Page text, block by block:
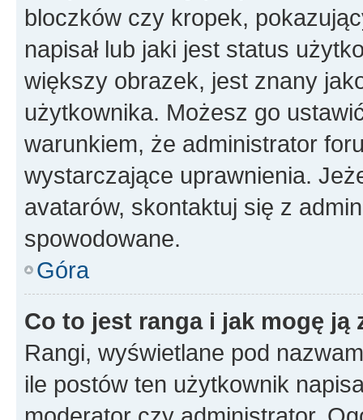
bloczków czy kropek,
napisał lub jaki jest status
większy obrazek, jest znany
użytkownika. Możesz go
warunkiem, że administrator
wystarczające uprawnienia.
avatarów, skontaktuj się z
spowodowane.
Góra
Co to jest ranga i jak mogę ją
Rangi, wyświetlane pod
ile postów ten użytkownik